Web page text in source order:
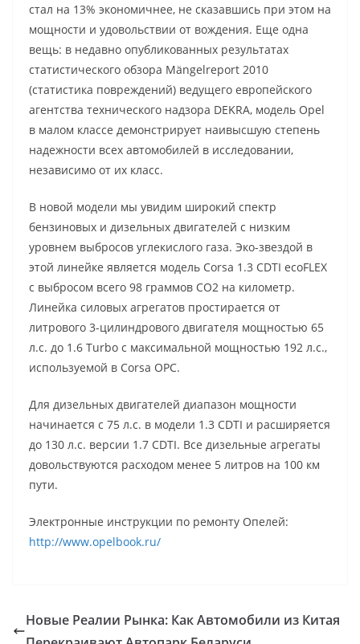
стал на 13% экономичнее, не сказавшись при этом на
мощности и удовольствии от вождения. Еще одна
вещь: в недавно опубликованных результатах
статистического обзора Mängelreport 2010
(статистика повреждений) ведущего европейского
агентства технического надзора DEKRA, модель Opel
в малом классе демонстрирует наивысшую степень
надежности всех автомобилей в исследовании,
независимо от их класс.
В новой модели мы увидим широкий спектр
бензиновых и дизельных двигателей с низким
уровнем выбросов углекислого газа. Эко-звездой в
этой линейке является модель Corsa 1.3 CDTI ecoFLEX
с выбросом всего 98 граммов CO2 на километр.
Линейка силовых агрегатов простирается от
литрового 3-цилиндрового двигателя мощностью 65
л.с. до 1.6 Turbo с максимальной мощностью 192 л.с.,
используемой в Corsa OPC.
Для дизельных двигателей диапазон мощности
начинается с 75 л.с. в модели 1.3 CDTI и расширяется
до 130 л.с. версии 1.7 CDTI. Все дизельные агрегаты
довольствуются расходом менее 5 литров на 100 км
пути.
Электронные инструкции по ремонту Опелей:
http://www.opelbook.ru/
Новые Реалии Рынка: Как Автомобили из Китая